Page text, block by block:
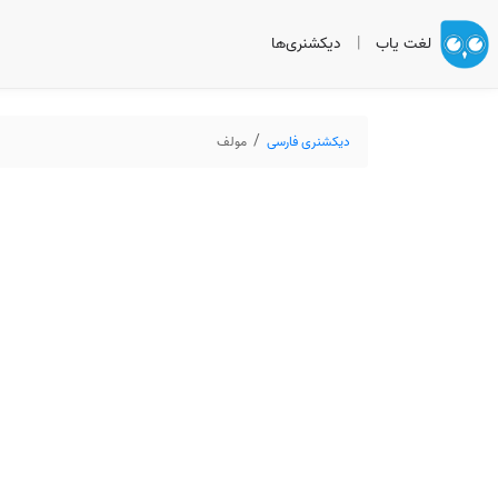
لغت یاب | دیکشنری‌ها
دیکشنری فارسی مولف